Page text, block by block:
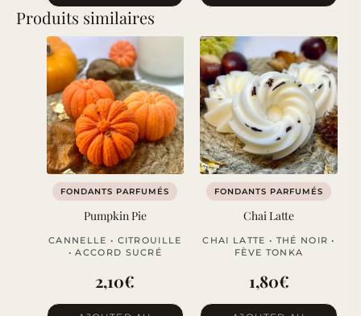
Produits similaires
FONDANTS PARFUMÉS
Pumpkin Pie
CANNELLE • CITROUILLE
• ACCORD SUCRÉ
2,10€
FONDANTS PARFUMÉS
Chai Latte
CHAI LATTE • THÉ NOIR •
FÈVE TONKA
1,80€